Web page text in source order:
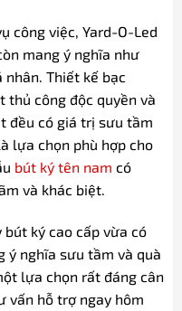
công việc, Yard-O-Led
mang ý nghĩa như
Thiết kế bạc
thủ công độc quyền và
đều có giá trị sưu tầm
lựa chọn phù hợp cho
bút ký tên nam có
và khác biệt.
ký cao cấp vừa có
ý nghĩa sưu tầm và quà
lựa chọn rất đáng cân
vấn hỗ trợ ngay hôm